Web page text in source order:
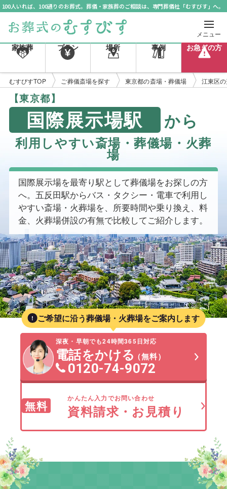
100人いれば、100通りのお葬式。葬儀・家族葬のご相談は、専門葬儀社「むすびす」へ。
メニュー
家族葬 プラン 場所 事例 お急ぎの方
むすびすTOP ご葬儀斎場を探す 東京都の斎場・葬儀場 江東区
【東京都】
国際展示場駅 から
利用しやすい斎場・葬儀場・火葬
場
国際展示場を最寄り駅として葬儀場をお探しの方
へ。五反田駅からバス・タクシー・電車で利用し
やすい斎場・火葬場を、所要時間や乗り換え、料
金、火葬場併設の有無で比較してご紹介します。
ご希望に沿う葬儀場・火葬場をご案内します
深夜・早朝でも24時間365日対応
電話をかける（無料）
0120-74-9072
無料
かんたん入力でお問い合わせ
資料請求・お見積り